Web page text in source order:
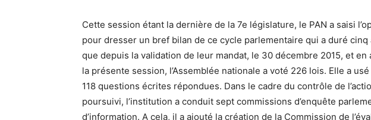
Cette session étant la dernière de la 7e législature, le PAN a saisi
pour dresser un bref bilan de ce cycle parlementaire qui a duré cinq
que depuis la validation de leur mandat, le 30 décembre 2015, et
la présente session, l’Assemblée nationale a voté 226 lois. Elle a
118 questions écrites répondues. Dans le cadre du contrôle de
poursuivi, l’institution a conduit sept commissions d’enquête
d’information. A cela, il a ajouté la création de la Commission de